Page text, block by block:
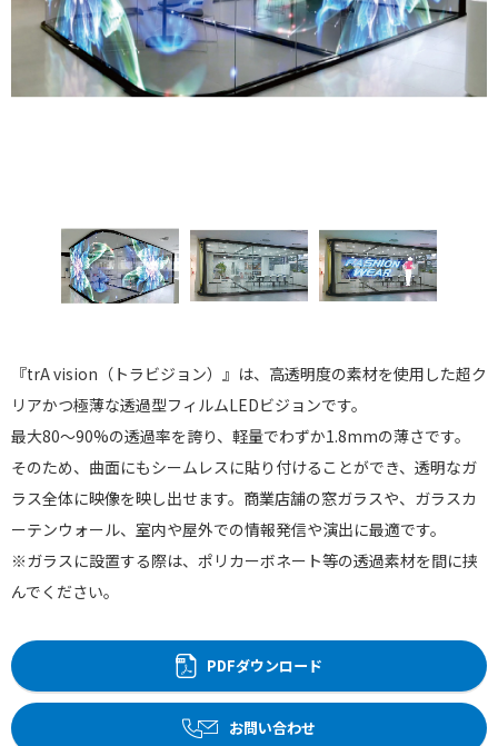
『trA vision（トラビジョン）』は、高透明度の素材を使用した超ク
リアかつ極薄な透過型フィルムLEDビジョンです。
最大80〜90%の透過率を誇り、軽量でわずか1.8mmの薄さです。
そのため、曲面にもシームレスに貼り付けることができ、透明なガ
ラス全体に映像を映し出せます。商業店舗の窓ガラスや、ガラスカ
ーテンウォール、室内や屋外での情報発信や演出に最適です。
※ガラスに設置する際は、ポリカーボネート等の透過素材を間に挟
んでください。
PDFダウンロード
お問い合わせ